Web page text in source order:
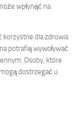
wpłynąć na
korzystne dla zdrowia
potrafią wywoływać
Osoby, które
dostrzegać u